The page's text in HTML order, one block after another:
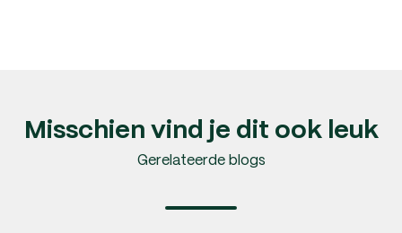
Misschien vind je dit ook leuk
Gerelateerde blogs